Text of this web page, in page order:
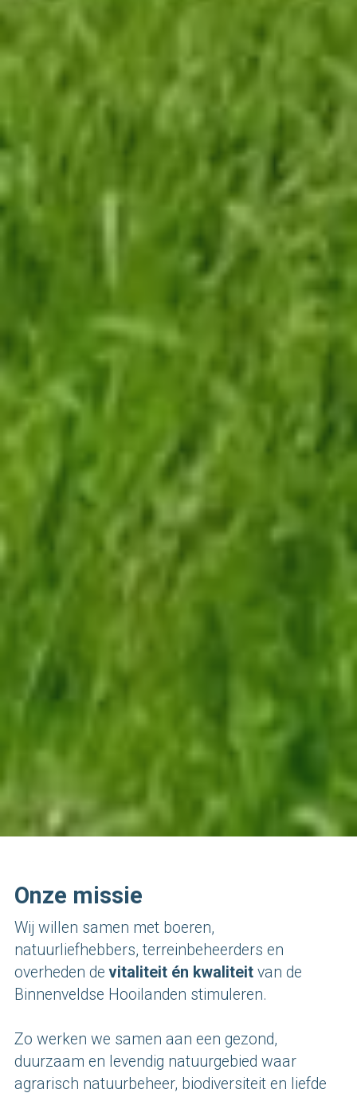
Onze missie
Wij willen samen met boeren,
natuurliefhebbers, terreinbeheerders en
overheden de vitaliteit én kwaliteit van de
Binnenveldse Hooilanden stimuleren.
Zo werken we samen aan een gezond,
duurzaam en levendig natuurgebied waar
agrarisch natuurbeheer, biodiversiteit en liefde